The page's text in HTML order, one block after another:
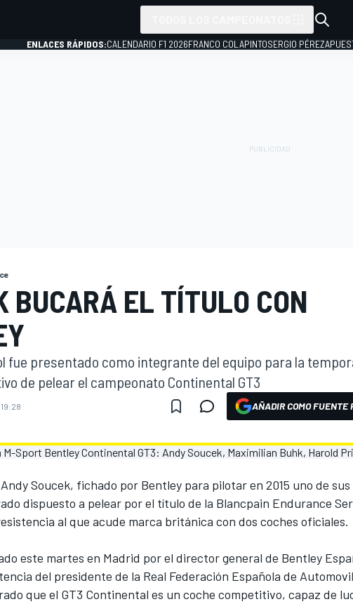
ENLACES RÁPIDOS:CALENDARIO F1 2026FRANCO COLAPINTOSERGIO PÉREZ
BUCARÁ EL TÍTULO CON
fue presentado como integrante del equipo para la
de pelear el campeonato Continental GT3
AÑADIR COMO FUENTE
Soucek, fichado por Bentley para pilotar en 2015 uno de
dispuesto a pelear por el título de la Blancpain Endurance
al que acude marca británica con dos coches oficiales.
este martes en Madrid por el director general de Bentley
del presidente de la Real Federación Española de
que el GT3 Continental es un coche competitivo, capaz de